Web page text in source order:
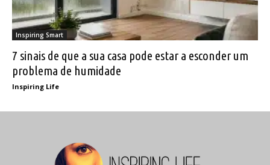
Inspiring Smart
7 sinais de que a sua casa pode estar a esconder um
problema de humidade
Inspiring Life